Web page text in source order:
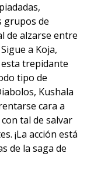
grupos de
de alzarse entre
a Koja,
trepidante
tipo de
Kushala
cara a
tal de salvar
¡La acción está
de la saga de